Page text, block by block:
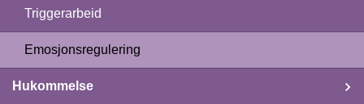
Triggerarbeid
Emosjonsregulering
Hukommelse